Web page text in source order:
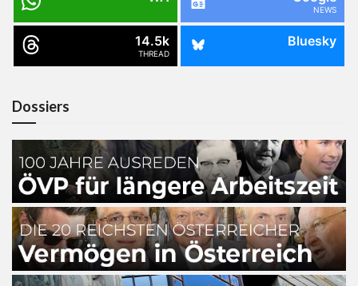
NEWS
14.5k
THREAD
Bluesky
Dossiers